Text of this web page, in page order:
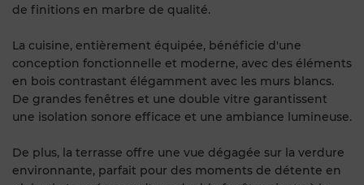
de finitions en marbre de qualité.
La cuisine, entièrement équipée, bénéficie d'une
conception fonctionnelle et moderne, avec des éléments
en bois contrastant élégamment avec les murs blancs.
De grandes fenêtres et une double vitre garantissent
une isolation sonore efficace et une ambiance lumineuse.
De plus, la terrasse offre une vue dégagée sur la verdure
environnante, parfait pour des moments de détente en